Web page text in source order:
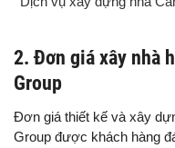
2. Đơn giá xây nhà
Group
Đơn giá thiết kế và xây
Group được khách hàng